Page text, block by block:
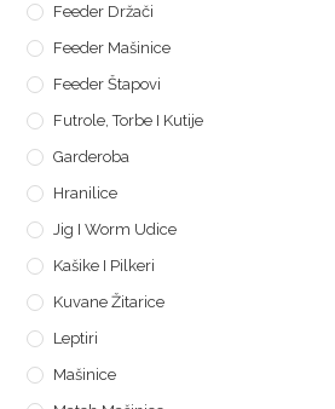
Feeder Držači
Feeder Mašinice
Feeder Štapovi
Futrole, Torbe I Kutije
Garderoba
Hranilice
Jig I Worm Udice
Kašike I Pilkeri
Kuvane Žitarice
Leptiri
Mašinice